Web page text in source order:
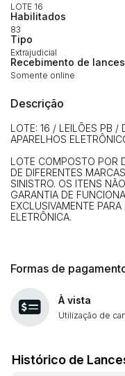
LOTE 16
Habilitados
83
Tipo
Extrajudicial
Recebimento de lances
Somente online
Descrição
LOTE: 16 / LEILÕES PB /
APARELHOS
LOTE COMPOSTO POR
DE DIFERENTES
SINISTRO. OS ITENS
GARANTIA DE
EXCLUSIVAMENTE
ELETRÔNICA.
Formas de
À vista
Utilização de
Histórico de